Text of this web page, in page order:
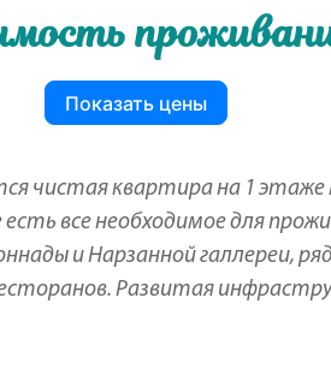
Показать цены
чистая квартира на 1
все необходимое для
и Нарзанной галлереи,
Развитая